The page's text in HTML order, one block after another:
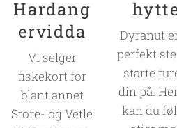
Hardang
ervidda
Vi selger
fiskekort for
blant annet
Store- og Vetle
Dyranut
perfekt
starte
din på.
kan du